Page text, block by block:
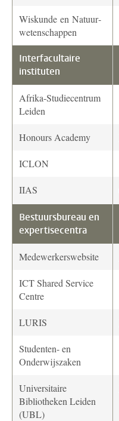
Wiskunde en Natuur­
wetenschappen
Interfacultaire
instituten
Afrika-Studiecentrum
Leiden
Honours Academy
ICLON
IIAS
Bestuursbureau en
expertisecentra
Medewerkerswebsite
ICT Shared Service
Centre
LURIS
Studenten- en
Onderwijszaken
Universitaire
Bibliotheken Leiden
(UBL)